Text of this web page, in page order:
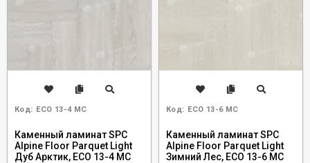
Код: ECO 13-4 MC
Каменный ламинат SPC
Alpine Floor Parquet Light
Дуб Арктик, ЕСО 13-4 MC
Код: ECO 13-6 MC
Каменный ламинат SPC
Alpine Floor Parquet Light
Зимний Лес, ЕСО 13-6 MC